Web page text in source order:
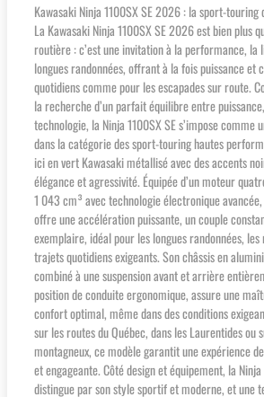
Kawasaki Ninja 1100SX SE 2026 : la sport-
La Kawasaki Ninja 1100SX SE 2026 est bien plus
routière : c’est une invitation à la performance,
longues randonnées, offrant à la fois puissance
quotidiens comme pour les escapades sur route.
la recherche d’un parfait équilibre entre
technologie, la Ninja 1100SX SE s’impose comme
dans la catégorie des sport-touring hautes
ici en vert Kawasaki métallisé avec des accents
élégance et agressivité. Équipée d’un moteur
1 043 cm³ avec technologie électronique avancée,
offre une accélération puissante, un couple
exemplaire, idéal pour les longues randonnées,
trajets quotidiens exigeants. Son châssis en
combiné à une suspension avant et arrière
position de conduite ergonomique, assure une
confort optimal, même dans des conditions
sur les routes du Québec, dans les Laurentides ou
montagneux, ce modèle garantit une expérience
et engageante. Côté design et équipement, la
distingue par son style sportif et moderne, et une